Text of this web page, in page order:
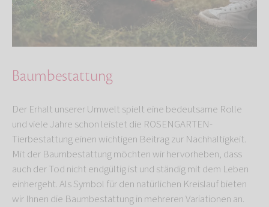
Baumbestattung
Der Erhalt unserer Umwelt spielt eine bedeutsame Rolle
und viele Jahre schon leistet die ROSENGARTEN-
Tierbestattung einen wichtigen Beitrag zur Nachhaltigkeit.
Mit der Baumbestattung möchten wir hervorheben, dass
auch der Tod nicht endgültig ist und ständig mit dem Leben
einhergeht. Als Symbol für den natürlichen Kreislauf bieten
wir Ihnen die Baumbestattung in mehreren Variationen an.